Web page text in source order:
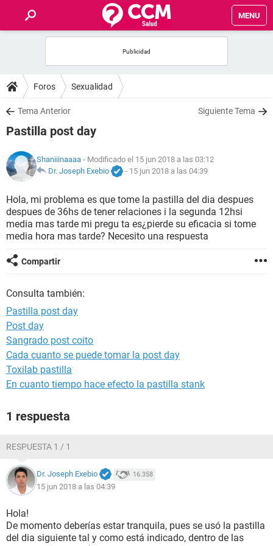
MENU
FOROS
SALUD
NUTRICIÓN
BIENESTAR
SEXUALIDAD
GLOSARIO
Foros Sexualidad
Tema Anterior Siguiente Tema
Pastilla post day
Shaniiinaaaa - Modificado el 15 jun 2018 a las 03:12
Dr. Joseph Exebio
- 15 jun 2018 a las 04:39
Hola, mi problema es que tome la pastilla del dia despues
despues de 36hs de tener relaciones i la segunda 12hsi
media mas tarde mi pregu ta es¿pierde su eficacia si tome
media hora mas tarde? Necesito una respuesta
Compartir
Consulta también:
Pastilla post day
Post day
Sangrado post coito
Cada cuanto se puede tomar la post day
Toxilab pastilla
En cuanto tiempo hace efecto la pastilla stank
1 respuesta
RESPUESTA 1 / 1
Dr. Joseph Exebio 16.358
15 jun 2018 a las 04:39
Hola!
De momento deberías estar tranquila, pues se usó la pastilla
del dia siguiente tal y como está indicado, dentro de las